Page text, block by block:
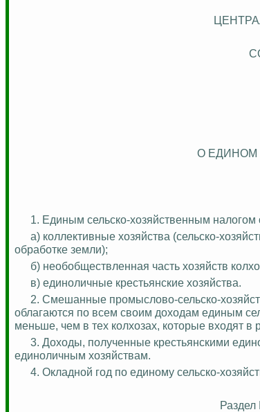
О ЕДИНОМ
1. Единым сельско-хозяйственным налогом
а) коллективные хозяйства (сельско-
обработке земли);
б) необобществленная часть хозяйств
в) единоличные крестьянские хозяйства.
2. Смешанные промыслово-сельско-
облагаются по всем своим доходам единым
меньше, чем в тех колхозах, которые входят в
3. Доходы, полученные крестьянскими
единоличным хозяйствам.
4. Окладной год по единому сельско-